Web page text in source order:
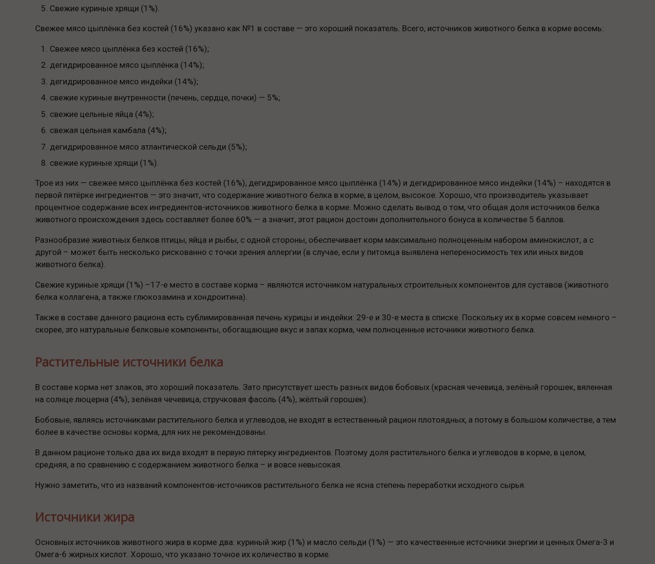
Свежие куриные хрящи (1%).
Свежее мясо цыплёнка без костей (16%) указано как №1 в составе — это хороший показатель. Всего, источников животного белка в корме восемь:
Свежее мясо цыплёнка без костей (16%);
дегидрированное мясо цыплёнка (14%);
дегидрированное мясо индейки (14%);
свежие куриные внутренности (печень, сердце, почки) — 5%;
свежие цельные яйца (4%);
свежая цельная камбала (4%);
дегидрированное мясо атлантической сельди (5%);
свежие куриные хрящи (1%).
Трое из них — свежее мясо цыплёнка без костей (16%), дегидрированное мясо цыплёнка (14%) и дегидрированное мясо индейки (14%) – находятся в
первой пятёрке ингредиентов — это значит, что содержание животного белка в корме, в целом, высокое. Хорошо, что производитель указывает
процентное содержание всех ингредиентов-источников животного белка в корме. Можно сделать вывод о том, что общая доля источников белка
животного происхождения здесь составляет более 60% — а значит, этот рацион достоин дополнительного бонуса в количестве 5 баллов.
Разнообразие животных белков птицы, яйца и рыбы, с одной стороны, обеспечивает корм максимально полноценным набором аминокислот, а с
другой – может быть несколько рискованно с точки зрения аллергии (в случае, если у питомца выявлена непереносимость тех или иных видов
животного белка).
Свежие куриные хрящи (1%) –17-е место в составе корма – являются источником натуральных строительных компонентов для суставов (животного
белка коллагена, а также глюкозамина и хондроитина).
Также в составе данного рациона есть сублимированная печень курицы и индейки: 29-е и 30-е места в списке. Поскольку их в корме совсем немного –
скорее, это натуральные белковые компоненты, обогащающие вкус и запах корма, чем полноценные источники животного белка.
Растительные источники белка
В составе корма нет злаков, это хороший показатель. Зато присутствует шесть разных видов бобовых (красная чечевица, зелёный горошек, вяленная
на солнце люцерна (4%), зелёная чечевица, стручковая фасоль (4%), жёлтый горошек).
Бобовые, являясь источниками растительного белка и углеводов, не входят в естественный рацион плотоядных, а потому в большом количестве, а тем
более в качестве основы корма, для них не рекомендованы.
В данном рационе только два их вида входят в первую пятерку ингредиентов. Поэтому доля растительного белка и углеводов в корме, в целом,
средняя, а по сравнению с содержанием животного белка – и вовсе невысокая.
Нужно заметить, что из названий компонентов-источников растительного белка не ясна степень переработки исходного сырья.
Источники жира
Основных источников животного жира в корме два: куриный жир (1%) и масло сельди (1%) — это качественные источники энергии и ценных Омега-3 и
Омега-6 жирных кислот. Хорошо, что указано точное их количество в корме.